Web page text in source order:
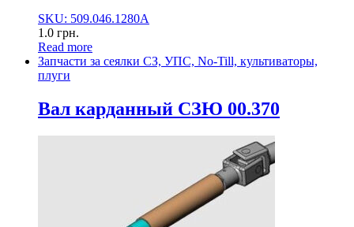
SKU: 509.046.1280А
1.0 грн.
Read more
Запчасти за сеялки СЗ, УПС, No-Till, культиваторы,
плуги
Вал карданный СЗЮ 00.370